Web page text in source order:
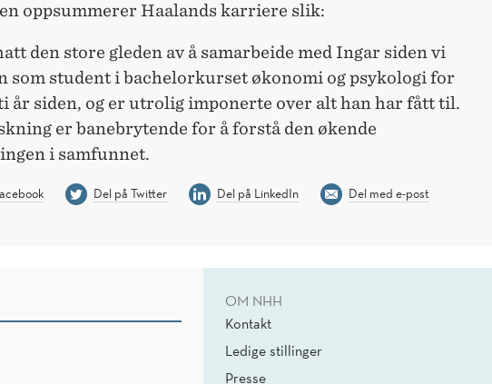
oppsummerer Haalands karriere slik:
den store gleden av å samarbeide med Ingar siden vi
som student i bachelorkurset økonomi og psykologi for
år siden, og er utrolig imponerte over alt han har fått til.
er banebrytende for å forstå den økende
i samfunnet.
Del på Twitter Del på LinkedIn Del med e-post
OM NHH
Kontakt
Ledige stillinger
Presse